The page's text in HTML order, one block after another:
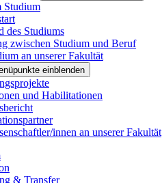
Studium
des Studiums
zwischen Studium und Beruf
an unserer Fakultät
einblenden
und Habilitationen
innen an unserer Fakultät
& Transfer